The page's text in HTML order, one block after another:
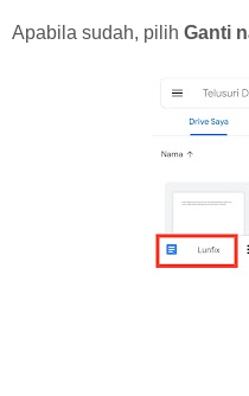
Apabila sudah, pilih Ganti